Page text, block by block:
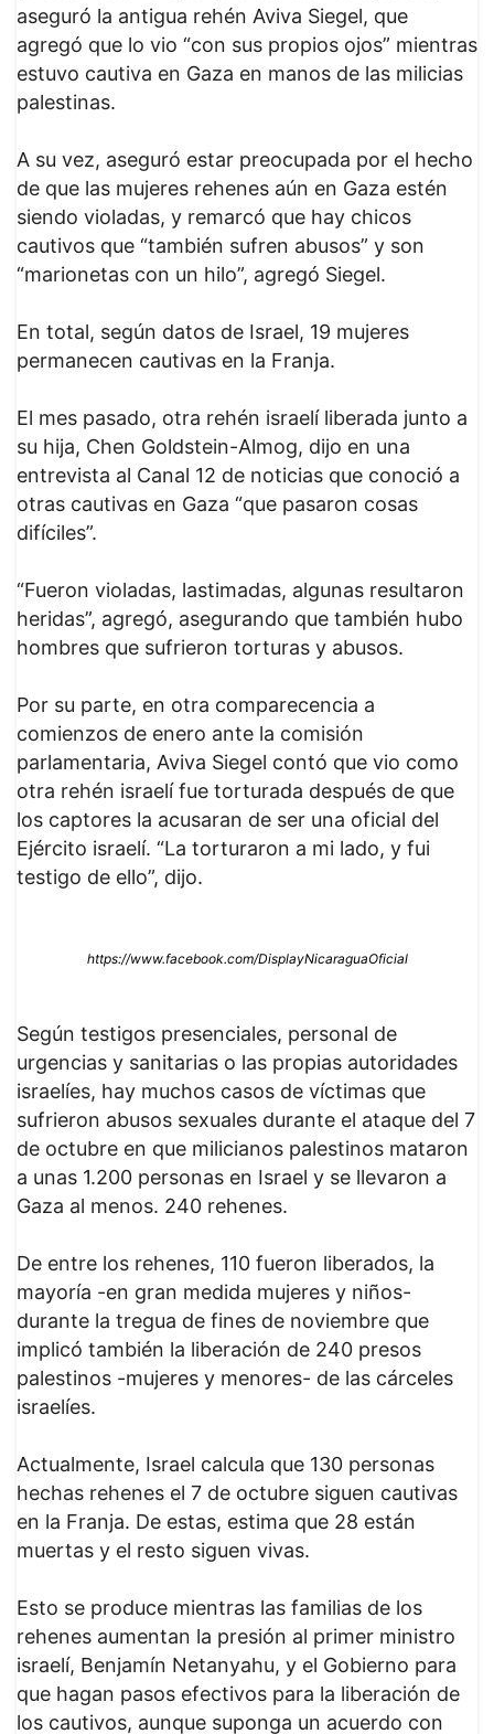
aseguró la antigua rehén Aviva Siegel, que
agregó que lo vio “con sus propios ojos” mientras
estuvo cautiva en Gaza en manos de las milicias
palestinas.
A su vez, aseguró estar preocupada por el hecho
de que las mujeres rehenes aún en Gaza estén
siendo violadas, y remarcó que hay chicos
cautivos que “también sufren abusos” y son
“marionetas con un hilo”, agregó Siegel.
En total, según datos de Israel, 19 mujeres
permanecen cautivas en la Franja.
El mes pasado, otra rehén israelí liberada junto a
su hija, Chen Goldstein-Almog, dijo en una
entrevista al Canal 12 de noticias que conoció a
otras cautivas en Gaza “que pasaron cosas
difíciles”.
“Fueron violadas, lastimadas, algunas resultaron
heridas”, agregó, asegurando que también hubo
hombres que sufrieron torturas y abusos.
Por su parte, en otra comparecencia a
comienzos de enero ante la comisión
parlamentaria, Aviva Siegel contó que vio como
otra rehén israelí fue torturada después de que
los captores la acusaran de ser una oficial del
Ejército israelí. “La torturaron a mi lado, y fui
testigo de ello”, dijo.
https://www.facebook.com/DisplayNicaraguaOficial
Según testigos presenciales, personal de
urgencias y sanitarias o las propias autoridades
israelíes, hay muchos casos de víctimas que
sufrieron abusos sexuales durante el ataque del 7
de octubre en que milicianos palestinos mataron
a unas 1.200 personas en Israel y se llevaron a
Gaza al menos. 240 rehenes.
De entre los rehenes, 110 fueron liberados, la
mayoría -en gran medida mujeres y niños-
durante la tregua de fines de noviembre que
implicó también la liberación de 240 presos
palestinos -mujeres y menores- de las cárceles
israelíes.
Actualmente, Israel calcula que 130 personas
hechas rehenes el 7 de octubre siguen cautivas
en la Franja. De estas, estima que 28 están
muertas y el resto siguen vivas.
Esto se produce mientras las familias de los
rehenes aumentan la presión al primer ministro
israelí, Benjamín Netanyahu, y el Gobierno para
que hagan pasos efectivos para la liberación de
los cautivos, aunque suponga un acuerdo con